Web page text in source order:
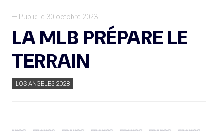
— Publié le 30 octobre 2023
LA MLB PRÉPARE LE
TERRAIN
LOS ANGELES 2028